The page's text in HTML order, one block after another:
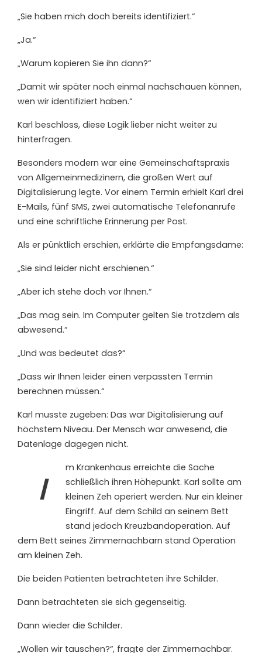
„Sie haben mich doch bereits identifiziert.“
„Ja.“
„Warum kopieren Sie ihn dann?“
„Damit wir später noch einmal nachschauen können,
wen wir identifiziert haben.“
Karl beschloss, diese Logik lieber nicht weiter zu
hinterfragen.
Besonders modern war eine Gemeinschaftspraxis
von Allgemeinmedizinern, die großen Wert auf
Digitalisierung legte. Vor einem Termin erhielt Karl drei
E-Mails, fünf SMS, zwei automatische Telefonanrufe
und eine schriftliche Erinnerung per Post.
Als er pünktlich erschien, erklärte die Empfangsdame:
„Sie sind leider nicht erschienen.“
„Aber ich stehe doch vor Ihnen.“
„Das mag sein. Im Computer gelten Sie trotzdem als
abwesend.“
„Und was bedeutet das?“
„Dass wir Ihnen leider einen verpassten Termin
berechnen müssen.“
Karl musste zugeben: Das war Digitalisierung auf
höchstem Niveau. Der Mensch war anwesend, die
Datenlage dagegen nicht.
I
m Krankenhaus erreichte die Sache
schließlich ihren Höhepunkt. Karl sollte am
kleinen Zeh operiert werden. Nur ein kleiner
Eingriff. Auf dem Schild an seinem Bett
stand jedoch Kreuzbandoperation. Auf
dem Bett seines Zimmernachbarn stand Operation
am kleinen Zeh.
Die beiden Patienten betrachteten ihre Schilder.
Dann betrachteten sie sich gegenseitig.
Dann wieder die Schilder.
„Wollen wir tauschen?“, fragte der Zimmernachbar.